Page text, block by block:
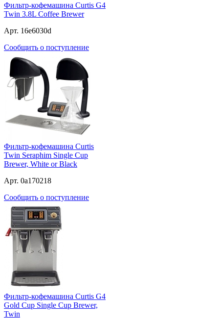
Фильтр-кофемашина Curtis G4
Twin 3.8L Coffee Brewer
Арт. 16e6030d
Сообщить о поступление
Фильтр-кофемашина Curtis
Twin Seraphim Single Cup
Brewer, White or Black
Арт. 0a170218
Сообщить о поступление
Фильтр-кофемашина Curtis G4
Gold Cup Single Cup Brewer,
Twin